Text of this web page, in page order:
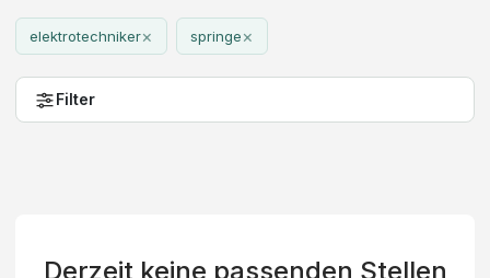
elektrotechniker× springe×
Filter
Derzeit keine passenden Stellen